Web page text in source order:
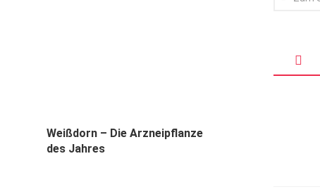
Weißdorn – Die Arzneipflanze
des Jahres